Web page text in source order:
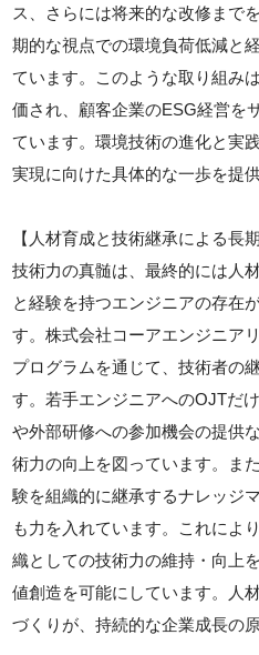
ス、さらには将来的な改修まで
期的な視点での環境負荷低減と
ています。このような取り組み
価され、顧客企業のESG経営を
ています。環境技術の進化と実
実現に向けた具体的な一歩を提
【人材育成と技術継承による長
技術力の真髄は、最終的には人
と経験を持つエンジニアの存在
す。株式会社コーアエンジニア
プログラムを通じて、技術者の
す。若手エンジニアへのOJTだ
や外部研修への参加機会の提供
術力の向上を図っています。ま
験を組織的に継承するナレッジ
も力を入れています。これによ
織としての技術力の維持・向上
値創造を可能にしています。人
づくりが、持続的な企業成長の